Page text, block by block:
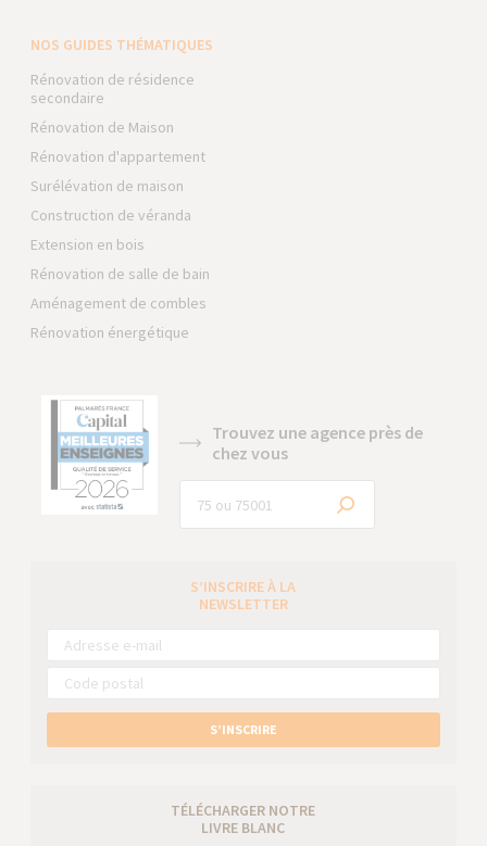
NOS GUIDES THÉMATIQUES
Rénovation de résidence
secondaire
Rénovation de Maison
Rénovation d'appartement
Surélévation de maison
Construction de véranda
Extension en bois
Rénovation de salle de bain
Aménagement de combles
Rénovation énergétique
Trouvez une agence près de
chez vous
S’INSCRIRE À LA
NEWSLETTER
S’INSCRIRE
TÉLÉCHARGER NOTRE
LIVRE BLANC